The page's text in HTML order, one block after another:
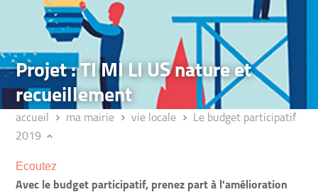
Projet : TI MI LI US nature et
recueillement
accueil ma mairie vie locale
Le budget participatif
2019
Ecoutez
Avec le budget participatif, prenez part à l'amélioration